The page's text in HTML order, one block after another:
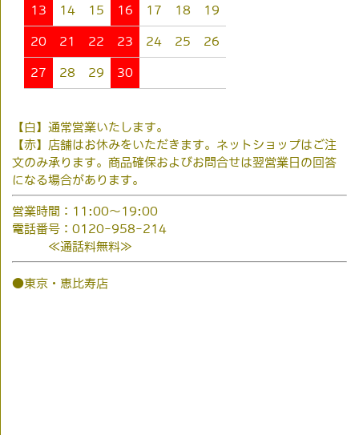
13 14 15 16 17 18 19
20 21 22 23 24 25 26
27 28 29 30
【白】通常営業いたします。
【赤】店舗はお休みをいただきます。ネットショップはご注
文のみ承ります。商品確保およびお問合せは翌営業日の回答
になる場合があります。
営業時間：11:00～19:00
電話番号：0120-958-214
≪通話料無料≫
●東京・恵比寿店